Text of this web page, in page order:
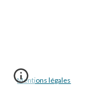
Mentions légales